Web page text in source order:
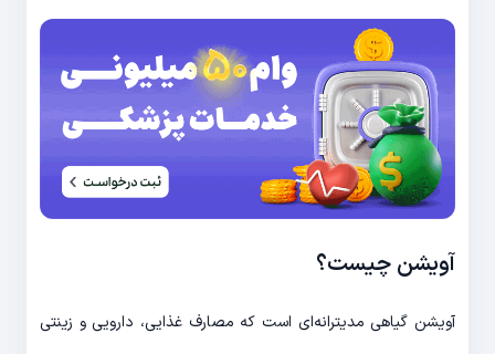
آویشن چیست؟
آویشن گیاهی مدیترانه‌ای است که مصارف غذایی، دارویی و زینتی